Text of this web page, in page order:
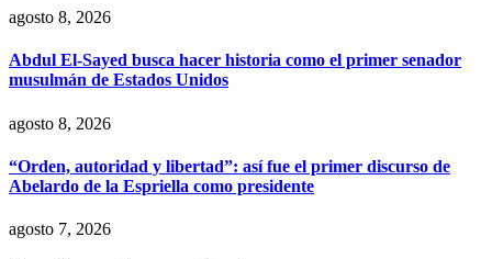
agosto 8, 2026
Abdul El-Sayed busca hacer historia como el primer senador
musulmán de Estados Unidos
agosto 8, 2026
“Orden, autoridad y libertad”: así fue el primer discurso de
Abelardo de la Espriella como presidente
agosto 7, 2026